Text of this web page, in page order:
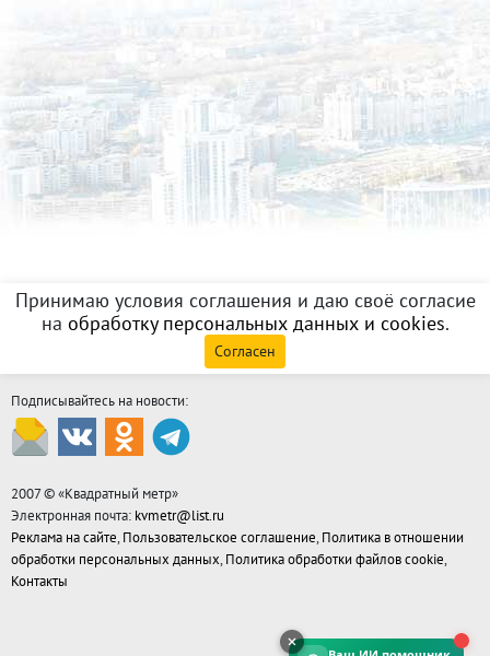
Принимаю условия соглашения и даю своё согласие
на обработку персональных данных и cookies.
Согласен
Подписывайтесь на новости:
2007 © «Квадратный метр»
Электронная почта: kvmetr@list.ru
Реклама на сайте, Пользовательское соглашение, Политика в отношении
обработки персональных данных, Политика обработки файлов cookie,
Контакты